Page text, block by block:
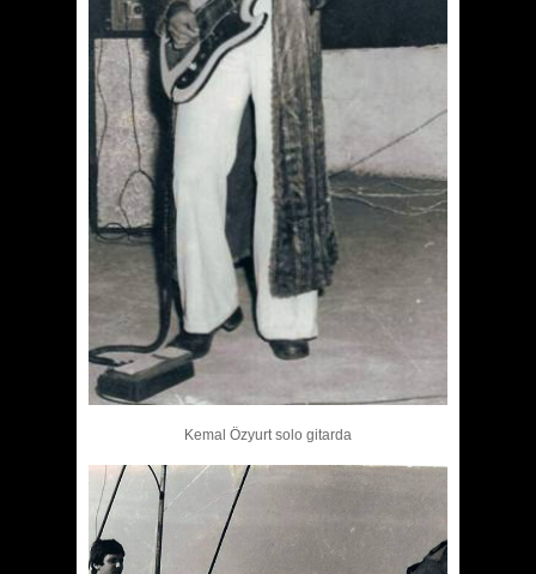
Kemal Özyurt solo gitarda